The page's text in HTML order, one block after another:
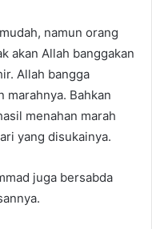
namun orang
akan Allah banggakan
Allah bangga
marahnya. Bahkan
menahan marah
yang disukainya.
juga bersabda